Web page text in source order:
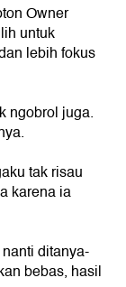
Owner
untuk
lebih fokus
ngobrol juga.
tak risau
karena ia
ditanya-
bebas, hasil